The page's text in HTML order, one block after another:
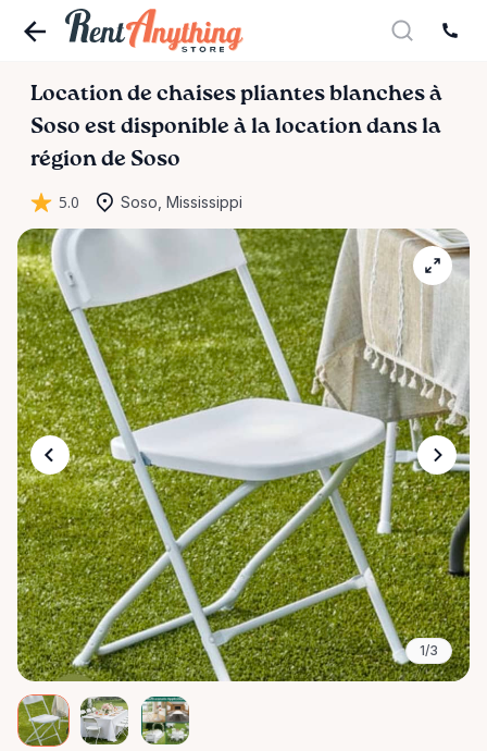
Location de chaises pliantes blanches à
Soso est disponible à la location dans la
région de Soso
5.0 Soso, Mississippi
1/3